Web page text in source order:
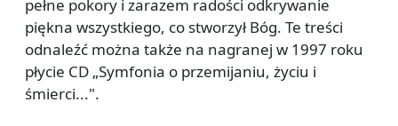
pełne pokory i zarazem radości odkrywanie
piękna wszystkiego, co stworzył Bóg. Te treści
odnaleźć można także na nagranej w 1997 roku
płycie CD „Symfonia o przemijaniu, życiu i
śmierci...".